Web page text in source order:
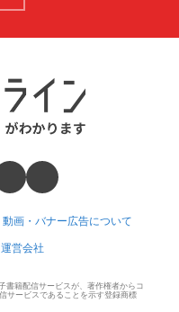
動画・バナー広告について
運営会社
書籍配信サービスが、著作権者からコ
サービスであることを示す登録商標